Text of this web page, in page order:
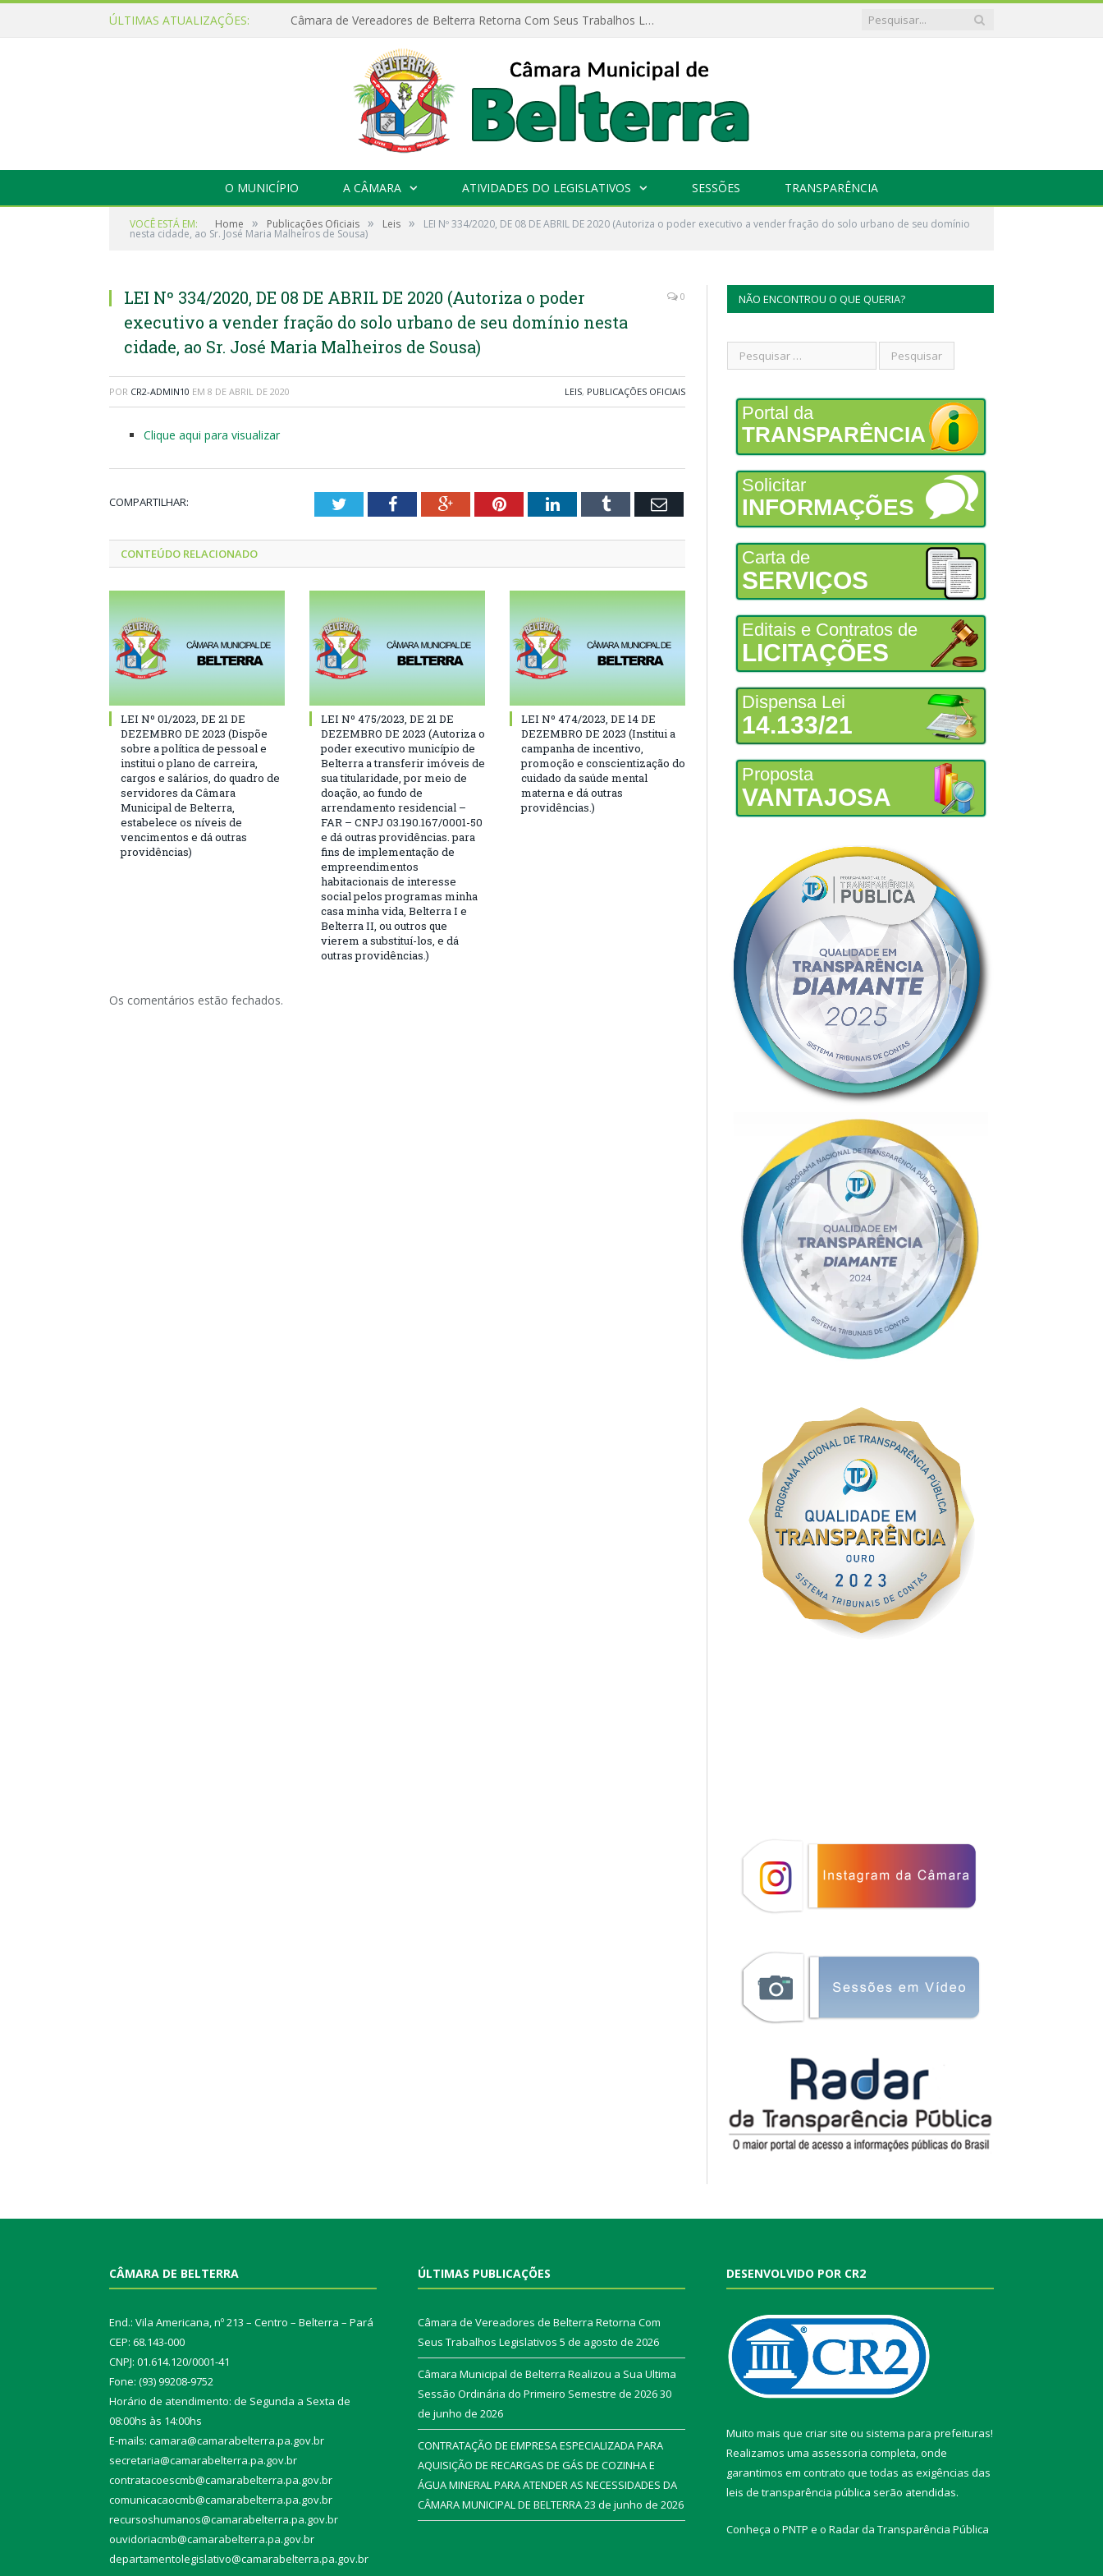
ÚLTIMAS ATUALIZAÇÕES: Câmara de Vereadores de Belterra Retorna Com Seus Trabalhos Legislativos
O MUNICÍPIO A CÂMARA ATIVIDADES DO LEGISLATIVOS SESSÕES TRANSPARÊNCIA
VOCÊ ESTÁ EM: Home » Publicações Oficiais » Leis » LEI Nº 334/2020, DE 08 DE ABRIL DE 2020 (Autoriza o poder executivo a vender fração do solo urbano de seu domínio
nesta cidade, ao Sr. José Maria Malheiros de Sousa)
LEI Nº 334/2020, DE 08 DE ABRIL DE 2020 (Autoriza o poder
executivo a vender fração do solo urbano de seu domínio nesta
cidade, ao Sr. José Maria Malheiros de Sousa)
0
POR CR2-ADMIN10 EM 8 DE ABRIL DE 2020 LEIS, PUBLICAÇÕES OFICIAIS
Clique aqui para visualizar
COMPARTILHAR: TwitterFacebookGoogle+PinterestLinkedInTumblr Email
CONTEÚDO RELACIONADO
LEI Nº 01/2023, DE 21 DE
DEZEMBRO DE 2023 (Dispõe
sobre a política de pessoal e
institui o plano de carreira,
cargos e salários, do quadro de
servidores da Câmara
Municipal de Belterra,
estabelece os níveis de
vencimentos e dá outras
providências)
LEI Nº 475/2023, DE 21 DE
DEZEMBRO DE 2023 (Autoriza o
poder executivo município de
Belterra a transferir imóveis de
sua titularidade, por meio de
doação, ao fundo de
arrendamento residencial –
FAR – CNPJ 03.190.167/0001-50
e dá outras providências. para
fins de implementação de
empreendimentos
habitacionais de interesse
social pelos programas minha
casa minha vida, Belterra I e
Belterra II, ou outros que
vierem a substituí-los, e dá
outras providências.)
LEI Nº 474/2023, DE 14 DE
DEZEMBRO DE 2023 (Institui a
campanha de incentivo,
promoção e conscientização do
cuidado da saúde mental
materna e dá outras
providências.)
Os comentários estão fechados.
NÃO ENCONTROU O QUE QUERIA?
Portal da
TRANSPARÊNCIA
Solicitar
INFORMAÇÕES
Carta de
SERVIÇOS
Editais e Contratos de
LICITAÇÕES
Dispensa Lei
14.133/21
Proposta
VANTAJOSA
CÂMARA DE BELTERRA
End.: Vila Americana, nº 213 – Centro – Belterra – Pará
CEP: 68.143-000
CNPJ: 01.614.120/0001-41
Fone: (93) 99208-9752
Horário de atendimento: de Segunda a Sexta de
08:00hs às 14:00hs
E-mails: camara@camarabelterra.pa.gov.br
secretaria@camarabelterra.pa.gov.br
contratacoescmb@camarabelterra.pa.gov.br
comunicacaocmb@camarabelterra.pa.gov.br
recursoshumanos@camarabelterra.pa.gov.br
ouvidoriacmb@camarabelterra.pa.gov.br
departamentolegislativo@camarabelterra.pa.gov.br
ÚLTIMAS PUBLICAÇÕES
Câmara de Vereadores de Belterra Retorna Com
Seus Trabalhos Legislativos 5 de agosto de 2026
Câmara Municipal de Belterra Realizou a Sua Ultima
Sessão Ordinária do Primeiro Semestre de 202630
de junho de 2026
CONTRATAÇÃO DE EMPRESA ESPECIALIZADA PARA
AQUISIÇÃO DE RECARGAS DE GÁS DE COZINHA E
ÁGUA MINERAL PARA ATENDER AS NECESSIDADES DA
CÂMARA MUNICIPAL DE BELTERRA23 de junho de 2026
DESENVOLVIDO POR CR2
Muito mais que criar site ou sistema para prefeituras!
Realizamos uma assessoria completa, onde
garantimos em contrato que todas as exigências das
leis de transparência pública serão atendidas.
Conheça o PNTP e o Radar da Transparência Pública